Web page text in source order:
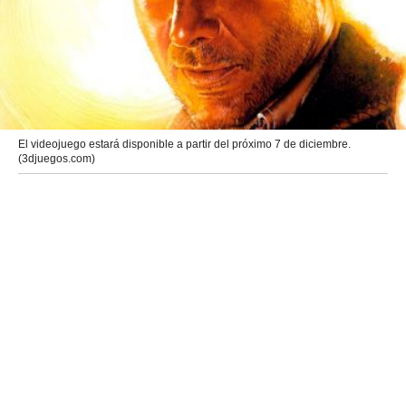
El videojuego estará disponible a partir del próximo 7 de diciembre.
(3djuegos.com)